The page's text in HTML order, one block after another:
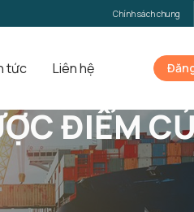
Chính sách chung
tức Liên hệ
ĐIỂM